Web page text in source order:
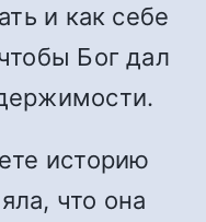
и как себе
Бог дал
историю
что она